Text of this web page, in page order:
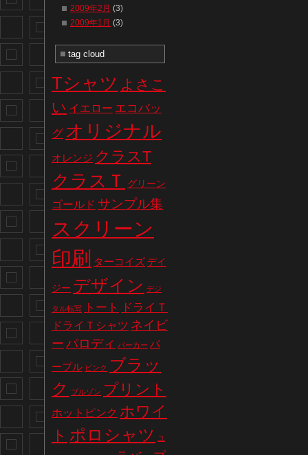
2009年2月 (3)
2009年1月 (3)
tag cloud
Tシャツ よさこ
い イエロー エコバッ
グ オリジナル
オレンジ クラスT
クラスＴ グリーン
ゴールド サンプル集
スクリーン
印刷
ターコイズ デイ
ジー デザイン デジ
タル転写 トート ドライＴ
ドライＴシャツ ネイビ
ー パロディ パーカー パ
ープル ピンク ブラッ
ク
ブルゾン プリント
ホットピンク ホワイ
ト ポロシャツ ユ